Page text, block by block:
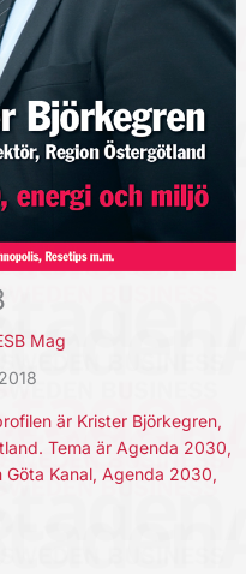
Mag
är Krister Björkegren,
Tema är Agenda 2030,
Göta Kanal, Agenda 2030,